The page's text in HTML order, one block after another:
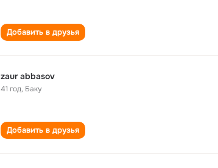
Добавить в друзья
zaur abbasov
41 год, Баку
Добавить в друзья